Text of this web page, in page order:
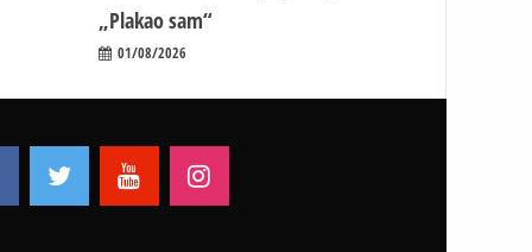
„Plakao sam“
01/08/2026